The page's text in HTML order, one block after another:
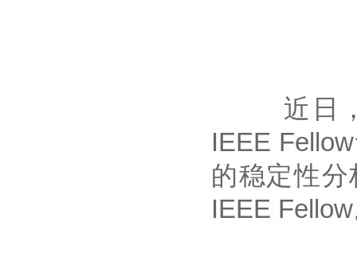
近日，国
IEEE
的稳定性
IEEE